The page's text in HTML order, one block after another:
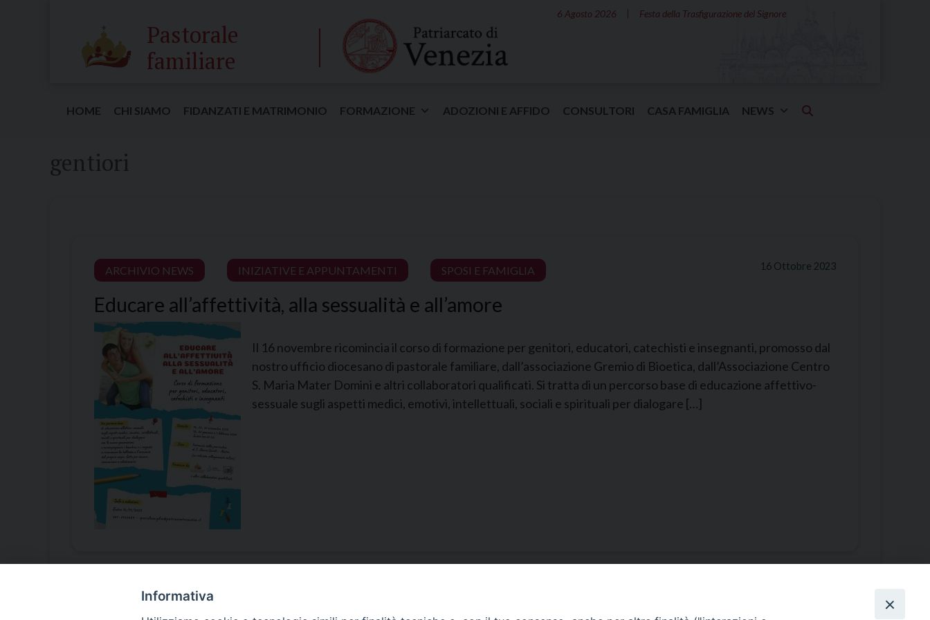
6 Agosto 2026 Festa della Trasfigurazione del Signore
Pastorale
familiare
HOME CHI SIAMO FIDANZATI E MATRIMONIO FORMAZIONE ADOZIONI E AFFIDO CONSULTORI CASA FAMIGLIA NEWS
gentiori
16 Ottobre 2023
ARCHIVIO NEWS INIZIATIVE E APPUNTAMENTI SPOSI E FAMIGLIA
Educare all’affettività, alla sessualità e all’amore
Il 16 novembre ricomincia il corso di formazione per genitori, educatori, catechisti e insegnanti, promosso dal
nostro ufficio diocesano di pastorale familiare, dall’associazione Gremio di Bioetica, dall’Associazione Centro
S. Maria Mater Domini e altri collaboratori qualificati. Si tratta di un percorso base di educazione affettivo-
sessuale sugli aspetti medici, emotivi, intellettuali, sociali e spirituali per dialogare […]
Informativa